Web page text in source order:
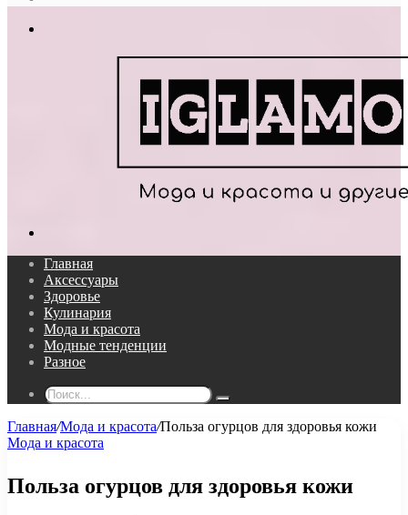
Главная
Аксессуары
Здоровье
Кулинария
Мода и красота
Модные тенденции
Разное
Поиск...
Главная/Мода и красота/Польза огурцов для здоровья кожи
Мода и красота
Польза огурцов для здоровья кожи